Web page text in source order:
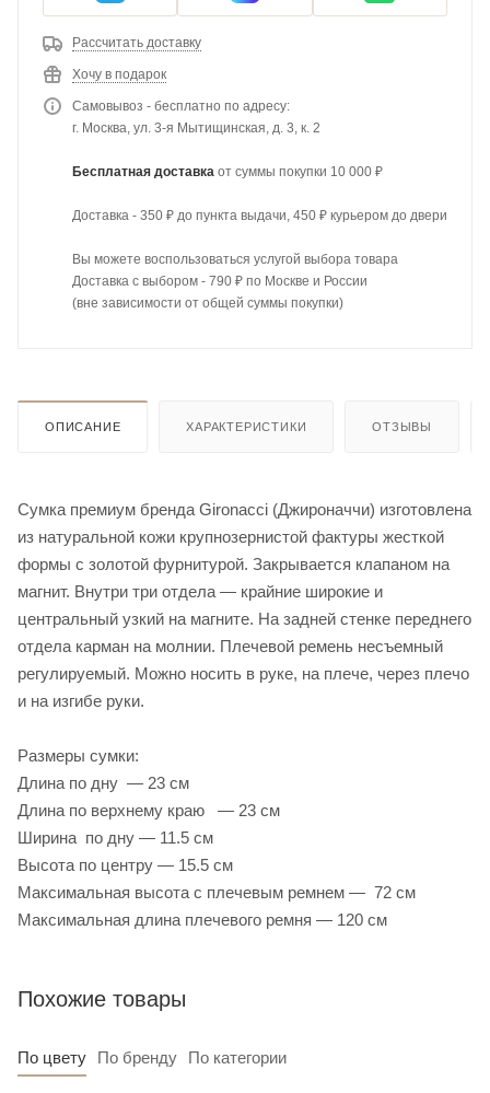
Рассчитать доставку
Хочу в подарок
Самовывоз - бесплатно по адресу:
г. Москва, ул. 3-я Мытищинская, д. 3, к. 2
Бесплатная доставка от суммы покупки 10 000 ₽
Доставка - 350 ₽ до пункта выдачи, 450 ₽ курьером до двери
Вы можете воспользоваться услугой выбора товара
Доставка с выбором - 790 ₽ по Москве и России
(вне зависимости от общей суммы покупки)
ОПИСАНИЕ ХАРАКТЕРИСТИКИ ОТЗЫВЫ
Cумка премиум бренда Gironacci (Джироначчи) изготовлена
из натуральной кожи крупнозернистой фактуры жесткой
формы с золотой фурнитурой. Закрывается клапаном на
магнит. Внутри три отдела — крайние широкие и
центральный узкий на магните. На задней стенке переднего
отдела карман на молнии. Плечевой ремень несъемный
регулируемый. Можно носить в руке, на плече, через плечо
и на изгибе руки.
Размеры сумки:
Длина по дну — 23 см
Длина по верхнему краю — 23 см
Ширина по дну — 11.5 см
Высота по центру — 15.5 см
Максимальная высота с плечевым ремнем — 72 см
Максимальная длина плечевого ремня — 120 см
Похожие товары
По цвету По бренду По категории